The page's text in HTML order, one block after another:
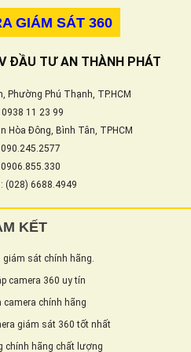
GIÁM SÁT 360
ĐẦU TƯ AN THÀNH PHÁT
Phường Phú Thạnh, TP.HCM
0938 11 23 99
Hòa Đông, Bình Tân, TPHCM
090.245.2577
0906.855.330
(028) 6688.4949
KẾT
giám sát chính hãng.
camera 360 uy tín
camera chính hãng
giám sát 360 tốt nhất
chính hãng chất lượng